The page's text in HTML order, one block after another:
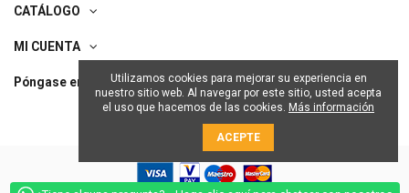
CATÁLOGO
MI CUENTA
Póngase en contacto con nosotros
Utilizamos cookies para mejorar su experiencia en
nuestro sitio web. Al navegar por este sitio, usted acepta
el uso que hacemos de las cookies. Más información
ACEPTE